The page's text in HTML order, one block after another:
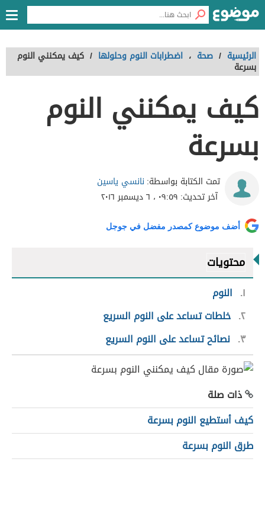
الرئيسية / صحة ، اضطرابات النوم وحلولها / كيف يمكنني النوم
بسرعة
كيف يمكنني النوم
بسرعة
تمت الكتابة بواسطة: نانسي ياسين
آخر تحديث: ٠٩:٥٩ ، ٦ ديسمبر ٢٠١٦
أضف موضوع كمصدر مفضل في جوجل
محتويات
١
النوم
٢ خلطات تساعد على النوم السريع
٣ نصائح تساعد على النوم السريع
ذات صلة
كيف أستطيع النوم بسرعة
طرق النوم بسرعة